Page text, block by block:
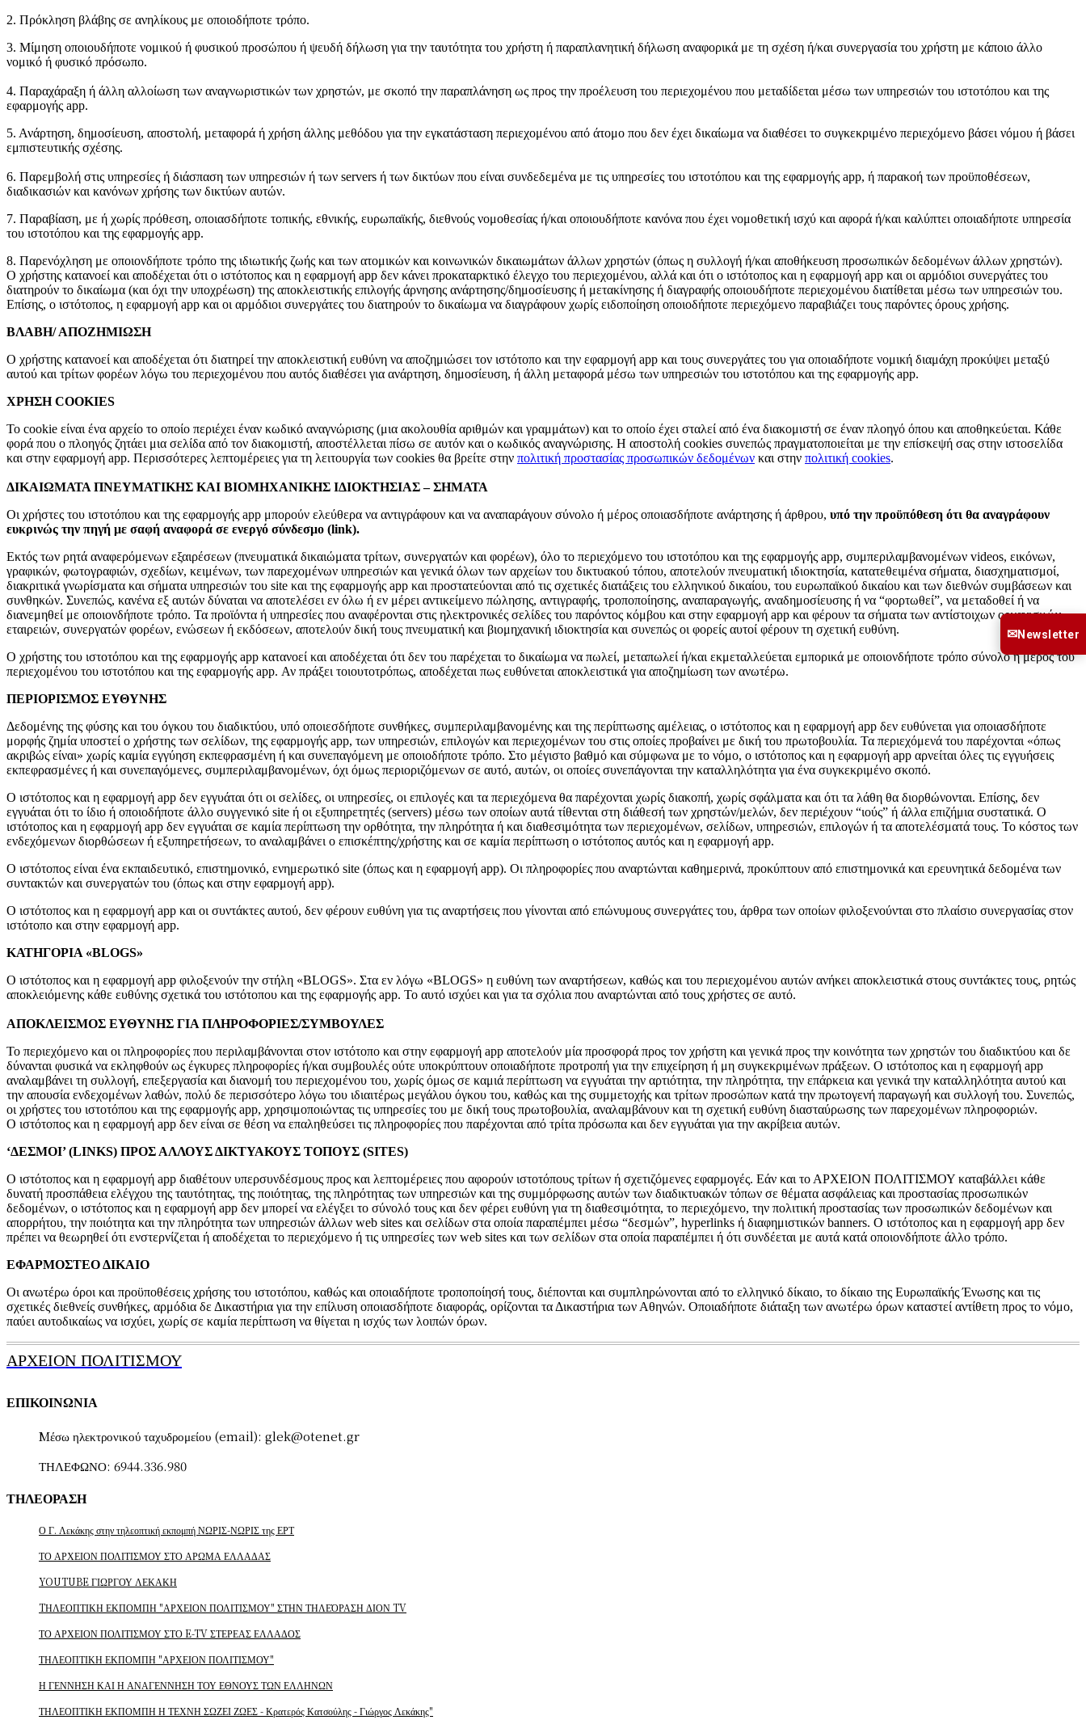
2. Πρόκληση βλάβης σε ανηλίκους με οποιοδήποτε τρόπο.
3. Μίμηση οποιουδήποτε νομικού ή φυσικού προσώπου ή ψευδή δήλωση για την ταυτότητα του χρήστη ή παραπλανητική δήλωση αναφορικά με τη σχέση ή/και συνεργασία του χρήστη με κάποιο άλλο
νομικό ή φυσικό πρόσωπο.
4. Παραχάραξη ή άλλη αλλοίωση των αναγνωριστικών των χρηστών, με σκοπό την παραπλάνηση ως προς την προέλευση του περιεχομένου που μεταδίδεται μέσω των υπηρεσιών του ιστοτόπου και της
εφαρμογής app.
5. Ανάρτηση, δημοσίευση, αποστολή, μεταφορά ή χρήση άλλης μεθόδου για την εγκατάσταση περιεχομένου από άτομο που δεν έχει δικαίωμα να διαθέσει το συγκεκριμένο περιεχόμενο βάσει νόμου ή βάσει
εμπιστευτικής σχέσης.
6. Παρεμβολή στις υπηρεσίες ή διάσπαση των υπηρεσιών ή των servers ή των δικτύων που είναι συνδεδεμένα με τις υπηρεσίες του ιστοτόπου και της εφαρμογής app, ή παρακοή των προϋποθέσεων,
διαδικασιών και κανόνων χρήσης των δικτύων αυτών.
7. Παραβίαση, με ή χωρίς πρόθεση, οποιασδήποτε τοπικής, εθνικής, ευρωπαϊκής, διεθνούς νομοθεσίας ή/και οποιουδήποτε κανόνα που έχει νομοθετική ισχύ και αφορά ή/και καλύπτει οποιαδήποτε υπηρεσία
του ιστοτόπου και της εφαρμογής app.
8. Παρενόχληση με οποιονδήποτε τρόπο της ιδιωτικής ζωής και των ατομικών και κοινωνικών δικαιωμάτων άλλων χρηστών (όπως η συλλογή ή/και αποθήκευση προσωπικών δεδομένων άλλων χρηστών).
Ο χρήστης κατανοεί και αποδέχεται ότι ο ιστότοπος και η εφαρμογή app δεν κάνει προκαταρκτικό έλεγχο του περιεχομένου, αλλά και ότι ο ιστότοπος και η εφαρμογή app και οι αρμόδιοι συνεργάτες του
διατηρούν το δικαίωμα (και όχι την υποχρέωση) της αποκλειστικής επιλογής άρνησης ανάρτησης/δημοσίευσης ή μετακίνησης ή διαγραφής οποιουδήποτε περιεχομένου διατίθεται μέσω των υπηρεσιών του.
Επίσης, ο ιστότοπος, η εφαρμογή app και οι αρμόδιοι συνεργάτες του διατηρούν το δικαίωμα να διαγράφουν χωρίς ειδοποίηση οποιοδήποτε περιεχόμενο παραβιάζει τους παρόντες όρους χρήσης.
ΒΛΑΒΗ/ ΑΠΟΖΗΜΙΩΣΗ
Ο χρήστης κατανοεί και αποδέχεται ότι διατηρεί την αποκλειστική ευθύνη να αποζημιώσει τον ιστότοπο και την εφαρμογή app και τους συνεργάτες του για οποιαδήποτε νομική διαμάχη προκύψει μεταξύ
αυτού και τρίτων φορέων λόγω του περιεχομένου που αυτός διαθέσει για ανάρτηση, δημοσίευση, ή άλλη μεταφορά μέσω των υπηρεσιών του ιστοτόπου και της εφαρμογής app.
ΧΡΗΣΗ COOKIES
Το cookie είναι ένα αρχείο το οποίο περιέχει έναν κωδικό αναγνώρισης (μια ακολουθία αριθμών και γραμμάτων) και το οποίο έχει σταλεί από ένα διακομιστή σε έναν πλοηγό όπου και αποθηκεύεται. Κάθε
φορά που ο πλοηγός ζητάει μια σελίδα από τον διακομιστή, αποστέλλεται πίσω σε αυτόν και ο κωδικός αναγνώρισης. Η αποστολή cookies συνεπώς πραγματοποιείται με την επίσκεψή σας στην ιστοσελίδα
και στην εφαρμογή app. Περισσότερες λεπτομέρειες για τη λειτουργία των cookies θα βρείτε στην πολιτική προστασίας προσωπικών δεδομένων και στην πολιτική cookies.
ΔΙΚΑΙΩΜΑΤΑ ΠΝΕΥΜΑΤΙΚΗΣ ΚΑΙ ΒΙΟΜΗΧΑΝΙΚΗΣ ΙΔΙΟΚΤΗΣΙΑΣ – ΣΗΜΑΤΑ
Οι χρήστες του ιστοτόπου και της εφαρμογής app μπορούν ελεύθερα να αντιγράφουν και να αναπαράγουν σύνολο ή μέρος οποιασδήποτε ανάρτησης ή άρθρου, υπό την προϋπόθεση ότι θα αναγράφουν
ευκρινώς την πηγή με σαφή αναφορά σε ενεργό σύνδεσμο (link).
Εκτός των ρητά αναφερόμενων εξαιρέσεων (πνευματικά δικαιώματα τρίτων, συνεργατών και φορέων), όλο το περιεχόμενο του ιστοτόπου και της εφαρμογής app, συμπεριλαμβανομένων videos, εικόνων,
γραφικών, φωτογραφιών, σχεδίων, κειμένων, των παρεχομένων υπηρεσιών και γενικά όλων των αρχείων του δικτυακού τόπου, αποτελούν πνευματική ιδιοκτησία, κατατεθειμένα σήματα, διασχηματισμοί,
διακριτικά γνωρίσματα και σήματα υπηρεσιών του site και της εφαρμογής app και προστατεύονται από τις σχετικές διατάξεις του ελληνικού δικαίου, του ευρωπαϊκού δικαίου και των διεθνών συμβάσεων και
συνθηκών. Συνεπώς, κανένα εξ αυτών δύναται να αποτελέσει εν όλω ή εν μέρει αντικείμενο πώλησης, αντιγραφής, τροποποίησης, αναπαραγωγής, αναδημοσίευσης ή να “φορτωθεί”, να μεταδοθεί ή να
διανεμηθεί με οποιονδήποτε τρόπο. Τα προϊόντα ή υπηρεσίες που αναφέρονται στις ηλεκτρονικές σελίδες του παρόντος κόμβου και στην εφαρμογή app και φέρουν τα σήματα των αντίστοιχων οργανισμών,
εταιρειών, συνεργατών φορέων, ενώσεων ή εκδόσεων, αποτελούν δική τους πνευματική και βιομηχανική ιδιοκτησία και συνεπώς οι φορείς αυτοί φέρουν τη σχετική ευθύνη.
Ο χρήστης του ιστοτόπου και της εφαρμογής app κατανοεί και αποδέχεται ότι δεν του παρέχεται το δικαίωμα να πωλεί, μεταπωλεί ή/και εκμεταλλεύεται εμπορικά με οποιονδήποτε τρόπο σύνολο ή μέρος του
περιεχομένου του ιστοτόπου και της εφαρμογής app. Αν πράξει τοιουτοτρόπως, αποδέχεται πως ευθύνεται αποκλειστικά για αποζημίωση των ανωτέρω.
ΠΕΡΙΟΡΙΣΜΟΣ ΕΥΘΥΝΗΣ
Δεδομένης της φύσης και του όγκου του διαδικτύου, υπό οποιεσδήποτε συνθήκες, συμπεριλαμβανομένης και της περίπτωσης αμέλειας, ο ιστότοπος και η εφαρμογή app δεν ευθύνεται για οποιασδήποτε
μορφής ζημία υποστεί ο χρήστης των σελίδων, της εφαρμογής app, των υπηρεσιών, επιλογών και περιεχομένων του στις οποίες προβαίνει με δική του πρωτοβουλία. Τα περιεχόμενά του παρέχονται «όπως
ακριβώς είναι» χωρίς καμία εγγύηση εκπεφρασμένη ή και συνεπαγόμενη με οποιοδήποτε τρόπο. Στο μέγιστο βαθμό και σύμφωνα με το νόμο, ο ιστότοπος και η εφαρμογή app αρνείται όλες τις εγγυήσεις
εκπεφρασμένες ή και συνεπαγόμενες, συμπεριλαμβανομένων, όχι όμως περιοριζόμενων σε αυτό, αυτών, οι οποίες συνεπάγονται την καταλληλότητα για ένα συγκεκριμένο σκοπό.
Ο ιστότοπος και η εφαρμογή app δεν εγγυάται ότι οι σελίδες, οι υπηρεσίες, οι επιλογές και τα περιεχόμενα θα παρέχονται χωρίς διακοπή, χωρίς σφάλματα και ότι τα λάθη θα διορθώνονται. Επίσης, δεν
εγγυάται ότι το ίδιο ή οποιοδήποτε άλλο συγγενικό site ή οι εξυπηρετητές (servers) μέσω των οποίων αυτά τίθενται στη διάθεσή των χρηστών/μελών, δεν περιέχουν “ιούς” ή άλλα επιζήμια συστατικά. Ο
ιστότοπος και η εφαρμογή app δεν εγγυάται σε καμία περίπτωση την ορθότητα, την πληρότητα ή και διαθεσιμότητα των περιεχομένων, σελίδων, υπηρεσιών, επιλογών ή τα αποτελέσματά τους. Το κόστος των
ενδεχόμενων διορθώσεων ή εξυπηρετήσεων, το αναλαμβάνει ο επισκέπτης/χρήστης και σε καμία περίπτωση ο ιστότοπος αυτός και η εφαρμογή app.
Ο ιστότοπος είναι ένα εκπαιδευτικό, επιστημονικό, ενημερωτικό site (όπως και η εφαρμογή app). Οι πληροφορίες που αναρτώνται καθημερινά, προκύπτουν από επιστημονικά και ερευνητικά δεδομένα των
συντακτών και συνεργατών του (όπως και στην εφαρμογή app).
Ο ιστότοπος και η εφαρμογή app και οι συντάκτες αυτού, δεν φέρουν ευθύνη για τις αναρτήσεις που γίνονται από επώνυμους συνεργάτες του, άρθρα των οποίων φιλοξενούνται στο πλαίσιο συνεργασίας στον
ιστότοπο και στην εφαρμογή app.
ΚΑΤΗΓΟΡΙΑ «BLOGS»
Ο ιστότοπος και η εφαρμογή app φιλοξενούν την στήλη «BLOGS». Στα εν λόγω «BLOGS» η ευθύνη των αναρτήσεων, καθώς και του περιεχομένου αυτών ανήκει αποκλειστικά στους συντάκτες τους, ρητώς
αποκλειόμενης κάθε ευθύνης σχετικά του ιστότοπου και της εφαρμογής app. Το αυτό ισχύει και για τα σχόλια που αναρτώνται από τους χρήστες σε αυτό.
ΑΠΟΚΛΕΙΣΜΟΣ ΕΥΘΥΝΗΣ ΓΙΑ ΠΛΗΡΟΦΟΡΙΕΣ/ΣΥΜΒΟΥΛΕΣ
Το περιεχόμενο και οι πληροφορίες που περιλαμβάνονται στον ιστότοπο και στην εφαρμογή app αποτελούν μία προσφορά προς τον χρήστη και γενικά προς την κοινότητα των χρηστών του διαδικτύου και δε
δύνανται φυσικά να εκληφθούν ως έγκυρες πληροφορίες ή/και συμβουλές ούτε υποκρύπτουν οποιαδήποτε προτροπή για την επιχείρηση ή μη συγκεκριμένων πράξεων. Ο ιστότοπος και η εφαρμογή app
αναλαμβάνει τη συλλογή, επεξεργασία και διανομή του περιεχομένου του, χωρίς όμως σε καμιά περίπτωση να εγγυάται την αρτιότητα, την πληρότητα, την επάρκεια και γενικά την καταλληλότητα αυτού και
την απουσία ενδεχομένων λαθών, πολύ δε περισσότερο λόγω του ιδιαιτέρως μεγάλου όγκου του, καθώς και της συμμετοχής και τρίτων προσώπων κατά την πρωτογενή παραγωγή και συλλογή του. Συνεπώς,
οι χρήστες του ιστοτόπου και της εφαρμογής app, χρησιμοποιώντας τις υπηρεσίες του με δική τους πρωτοβουλία, αναλαμβάνουν και τη σχετική ευθύνη διασταύρωσης των παρεχομένων πληροφοριών.
Ο ιστότοπος και η εφαρμογή app δεν είναι σε θέση να επαληθεύσει τις πληροφορίες που παρέχονται από τρίτα πρόσωπα και δεν εγγυάται για την ακρίβεια αυτών.
‘ΔΕΣΜΟΙ’ (LINKS) ΠΡΟΣ ΑΛΛΟΥΣ ΔΙΚΤΥΑΚΟΥΣ ΤΟΠΟΥΣ (SITES)
Ο ιστότοπος και η εφαρμογή app διαθέτουν υπερσυνδέσμους προς και λεπτομέρειες που αφορούν ιστοτόπους τρίτων ή σχετιζόμενες εφαρμογές. Εάν και το ΑΡΧΕΙΟΝ ΠΟΛΙΤΙΣΜΟΥ καταβάλλει κάθε
δυνατή προσπάθεια ελέγχου της ταυτότητας, της ποιότητας, της πληρότητας των υπηρεσιών και της συμμόρφωσης αυτών των διαδικτυακών τόπων σε θέματα ασφάλειας και προστασίας προσωπικών
δεδομένων, ο ιστότοπος και η εφαρμογή app δεν μπορεί να ελέγξει το σύνολό τους και δεν φέρει ευθύνη για τη διαθεσιμότητα, το περιεχόμενο, την πολιτική προστασίας των προσωπικών δεδομένων και
απορρήτου, την ποιότητα και την πληρότητα των υπηρεσιών άλλων web sites και σελίδων στα οποία παραπέμπει μέσω “δεσμών”, hyperlinks ή διαφημιστικών banners. Ο ιστότοπος και η εφαρμογή app δεν
πρέπει να θεωρηθεί ότι ενστερνίζεται ή αποδέχεται το περιεχόμενο ή τις υπηρεσίες των web sites και των σελίδων στα οποία παραπέμπει ή ότι συνδέεται με αυτά κατά οποιονδήποτε άλλο τρόπο.
ΕΦΑΡΜΟΣΤΕΟ ΔΙΚΑΙΟ
Οι ανωτέρω όροι και προϋποθέσεις χρήσης του ιστοτόπου, καθώς και οποιαδήποτε τροποποίησή τους, διέπονται και συμπληρώνονται από το ελληνικό δίκαιο, το δίκαιο της Ευρωπαϊκής Ένωσης και τις
σχετικές διεθνείς συνθήκες, αρμόδια δε Δικαστήρια για την επίλυση οποιασδήποτε διαφοράς, ορίζονται τα Δικαστήρια των Αθηνών. Οποιαδήποτε διάταξη των ανωτέρω όρων καταστεί αντίθετη προς το νόμο,
παύει αυτοδικαίως να ισχύει, χωρίς σε καμία περίπτωση να θίγεται η ισχύς των λοιπών όρων.
ΑΡΧΕΙΟΝ ΠΟΛΙΤΙΣΜΟΥ
ΕΠΙΚΟΙΝΩΝΙΑ
Mέσω ηλεκτρονικού ταχυδρομείου (email): glek@otenet.gr
ΤΗΛΕΦΩΝΟ: 6944.336.980
ΤΗΛΕΟΡΑΣΗ
Ο Γ. Λεκάκης στην τηλεοπτική εκπομπή ΝΩΡΙΣ-ΝΩΡΙΣ της ΕΡΤ
ΤΟ ΑΡΧΕΙΟΝ ΠΟΛΙΤΙΣΜΟΥ ΣΤΟ ΑΡΩΜΑ ΕΛΛΑΔΑΣ
YOUTUBE ΓΙΩΡΓΟΥ ΛΕΚΑΚΗ
TΗΛΕΟΠΤΙΚΗ ΕΚΠΟΜΠΗ "ΑΡΧΕΙΟΝ ΠΟΛΙΤΙΣΜΟΥ" ΣΤΗΝ ΤΗΛΕΌΡΑΣΗ ΔΙΟΝ TV
ΤΟ ΑΡΧΕΙΟΝ ΠΟΛΙΤΙΣΜΟΥ ΣΤΟ E-TV ΣΤΕΡΕΑΣ ΕΛΛΑΔΟΣ
ΤΗΛΕΟΠΤΙΚΗ ΕΚΠΟΜΠΗ "ΑΡΧΕΙΟΝ ΠΟΛΙΤΙΣΜΟΥ"
Η ΓΕΝΝΗΣΗ ΚΑΙ Η ΑΝΑΓΕΝΝΗΣΗ ΤΟΥ ΕΘΝΟΥΣ ΤΩΝ ΕΛΛΗΝΩΝ
ΤΗΛΕΟΠΤΙΚΗ ΕΚΠΟΜΠΗ Η ΤΕΧΝΗ ΣΩΖΕΙ ΖΩΕΣ - Κρατερός Κατσούλης - Γιώργος Λεκάκης"
✉Newsletter